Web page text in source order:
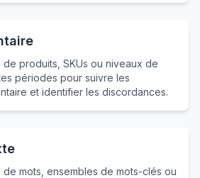
produits, SKUs ou niveaux de
périodes pour suivre les
et identifier les discordances.
mots, ensembles de mots-clés ou